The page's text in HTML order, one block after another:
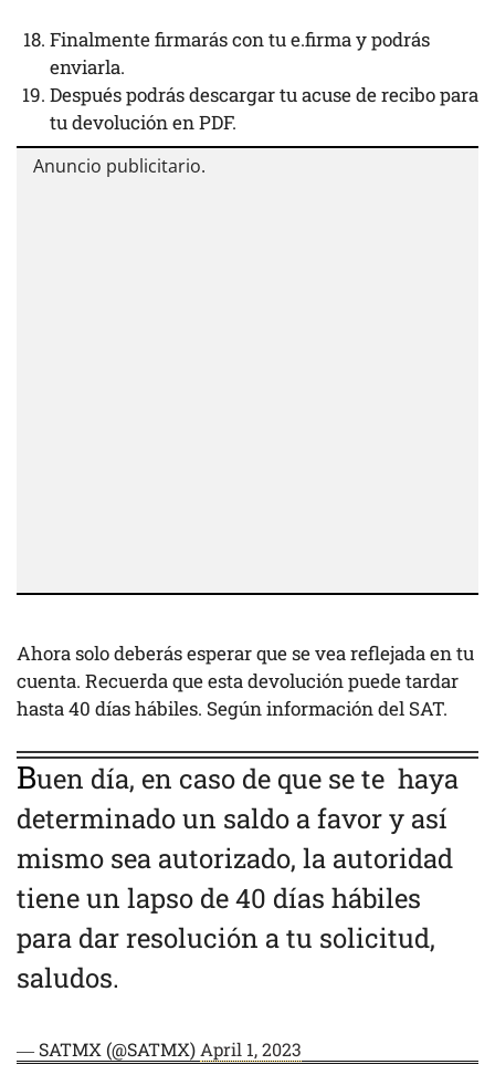
Finalmente firmarás con tu e.firma y podrás
enviarla.
Después podrás descargar tu acuse de recibo para
tu devolución en PDF.
Ahora solo deberás esperar que se vea reflejada en tu
cuenta. Recuerda que esta devolución puede tardar
hasta 40 días hábiles. Según información del SAT.
Buen día, en caso de que se te haya
determinado un saldo a favor y así
mismo sea autorizado, la autoridad
tiene un lapso de 40 días hábiles
para dar resolución a tu solicitud,
saludos.
— SATMX (@SATMX) April 1, 2023